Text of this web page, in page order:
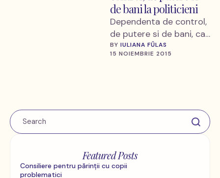
de bani la politicieni
Dependenta de control,
de putere si de bani, ca
si cocaina, au aceleasi
efecte: un nivel crescut
BY IULIANA FŰLAS
15 NOIEMBRIE 2015
Featured Posts
Consiliere pentru părinții cu copii
problematici